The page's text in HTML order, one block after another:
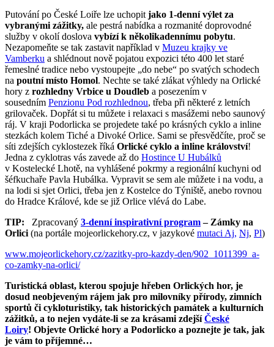
Putování po České Loiře lze uchopit jako 1-denní výlet za
vybranými zážitky, ale pestrá nabídka a rozmanité doprovodné
služby v okolí doslova vybízí k několikadennímu pobytu.
Nezapomeňte se tak zastavit například v Muzeu krajky ve
Vamberku a shlédnout nově pojatou expozici této 400 let staré
řemeslné tradice nebo vystoupejte „do nebe“ po svatých schodech
na poutní místo Homol. Nechte se také zlákat výhledy na Orlické
hory z rozhledny Vrbice u Doudleb a posezením v
sousedním Penzionu Pod rozhlednou, třeba při některé z letních
grilovaček. Dopřát si tu můžete i relaxaci s masážemi nebo saunový
ráj. V kraji Podorlicka se projedete také po krásných cyklo a inline
stezkách kolem Tiché a Divoké Orlice. Sami se přesvědčíte, proč se
síti zdejších cyklostezek říká Orlické cyklo a inline království!
Jedna z cyklotras vás zavede až do Hostince U Hubálků
v Kostelecké Lhotě, na vyhlášené pokrmy a regionální kuchyni od
šéfkuchaře Pavla Hubálka. Vypravit se sem ale můžete i na vodu, a
na lodi si sjet Orlici, třeba jen z Kostelce do Týniště, anebo rovnou
do Hradce Králové, kde se již Orlice vlévá do Labe.
TIP:
Zpracovaný 3-denní inspirativní program– Zámky na
Orlici (na portále mojeorlickehory.cz, v jazykové mutaci Aj, Nj, Pl)
www.mojeorlickehory.cz/zazitky-pro-kazdy-den/902_1011399_a-
co-zamky-na-orlici/
Turistická oblast, kterou spojuje hřeben Orlických hor, je
dosud neobjeveným rájem jak pro milovníky přírody, zimních
sportů či cykloturistiky, tak historických památek a kulturních
zážitků, a to nejen vydáte-li se za krásami zdejšíČeské
Loiry! Objevte Orlické hory a Podorlicko a poznejte je tak, jak
je vám to příjemné…